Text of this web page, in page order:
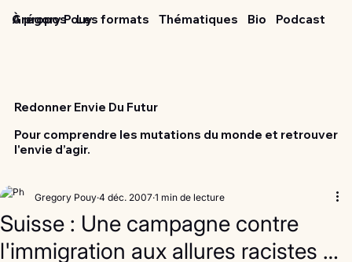
Grégory Pouy
À propos Les formats Thématiques Podcast
Bio
Redonner Envie Du Futur
Pour comprendre les mutations du monde et retrouver
l'envie d’agir.
Suisse : Une campagne contre
l'immigration aux allures racistes …
Gregory Pouy 4 déc. 2007 1 min de lecture